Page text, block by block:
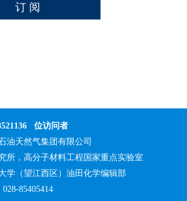
位访问者
油天然气集团有限公司
所，高分子材料工程国家重点实验室
学（望江西区）油田化学编辑部
028-85405414